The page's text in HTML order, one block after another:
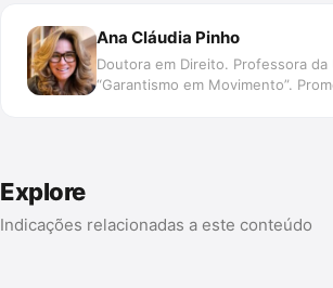
Ana Cláudia Pinho
Doutora em Direito. Professora
“Garantismo em Movimento”.
Explore
Indicações relacionadas a este conteúdo